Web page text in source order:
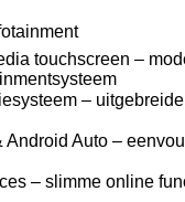
touchscreen –
–
Auto –
– slimme online